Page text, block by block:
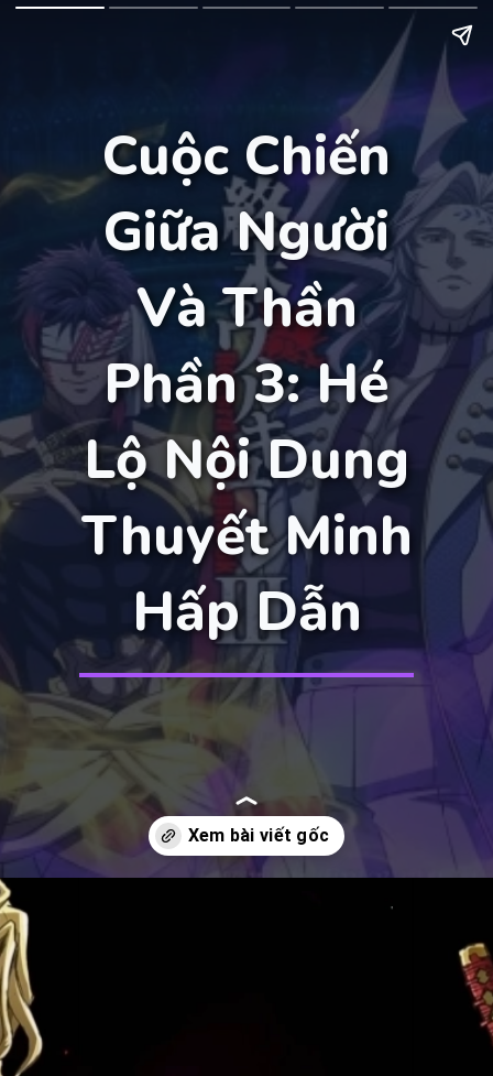
Cuộc Chiến
Giữa Người
Và Thần
Phần 3: Hé
Lộ Nội Dung
Thuyết Minh
Hấp Dẫn